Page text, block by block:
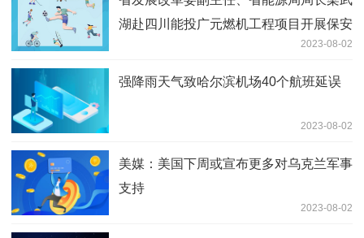
湖赴四川能投广元燃机工程项目开展保安
2023-08-02
强降雨天气致哈尔滨机场40个航班延误
2023-08-02
美媒：美国下周或宣布更多对乌克兰军事
支持
2023-08-02